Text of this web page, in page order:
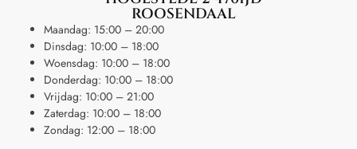
ROOSENDAAL
Maandag: 15:00 – 20:00
Dinsdag: 10:00 – 18:00
Woensdag: 10:00 – 18:00
Donderdag: 10:00 – 18:00
Vrijdag: 10:00 – 21:00
Zaterdag: 10:00 – 18:00
Zondag: 12:00 – 18:00